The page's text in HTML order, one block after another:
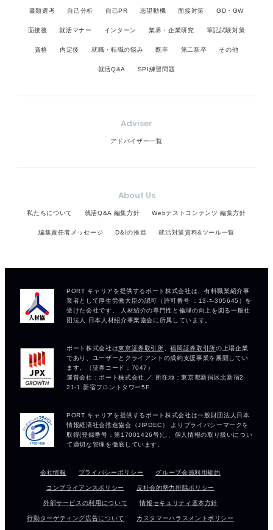
書類選考 自己分析 自己PR 志望動機 面接対策 GD・GW
面接後 就活マナー インターン 業界・企業研究 筆記試験対策
資格 内定後 就職・転職の悩み 既卒 第二新卒 その他
就活Q&A SPI練習問題
Adviser
アドバイザー一覧
About Us
私たちについて 就活Q&A 編集方針 Webテストコンテンツ 編集方針
編集責任者メッセージ D&Iの推進 就活対策資料&ツール一覧
会社情報 プライバシーポリシー グループ会員利用規約
コンプライアンスポリシー 反社会的勢力排除ポリシー
外部サービスの利用について 情報セキュリティ基本方針
行動ターゲティング広告について カスタマーハラスメントポリシー